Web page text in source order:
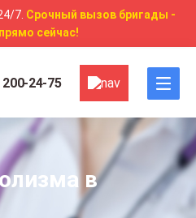
7. Срочный вызов бригады -
сейчас!
24-75
в